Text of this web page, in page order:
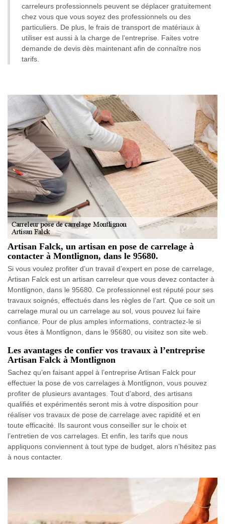
carreleurs professionnels peuvent se déplacer gratuitement
chez vous que vous soyez des professionnels ou des
particuliers. De plus, le frais de transport de matériaux à
utiliser est aussi à la charge de l’entreprise. Faites votre
demande de devis dès maintenant afin de connaître nos
tarifs.
Artisan Falck, un artisan en pose de carrelage à
contacter à Montlignon, dans le 95680.
Si vous voulez profiter d’un travail d’expert en pose de carrelage,
Artisan Falck est un artisan carreleur que vous devez contacter à
Montlignon, dans le 95680. Ce professionnel est réputé pour ses
travaux soignés, effectués dans les règles de l’art. Que ce soit un
carrelage mural ou un carrelage au sol, vous pouvez lui faire
confiance. Pour de plus amples informations, contractez-le si
vous êtes à Montlignon, dans le 95680, ou visitez son site web.
Les avantages de confier vos travaux à l’entreprise
Artisan Falck à Montlignon
Sachez qu’en faisant appel à l’entreprise Artisan Falck pour
effectuer la pose de vos carrelages à Montlignon, vous pouvez
profiter de plusieurs avantages. Tout d’abord, des artisans
qualifiés et expérimentés seront mis à votre disposition pour
réaliser vos travaux de pose de carrelage avec rapidité et en
toute efficacité. Ils sauront vous conseiller sur le choix et
l’entretien de vos carrelages. Et enfin, les tarifs que nous
appliquons conviennent à tout type de budget, alors n’hésitez pas
à nous contacter.